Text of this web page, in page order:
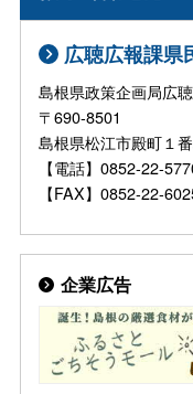
広聴広報課県
島根県政策企画局広
〒690-8501
島根県松江市殿町
【電話】0852-22-
【FAX】0852-22-
企業広告